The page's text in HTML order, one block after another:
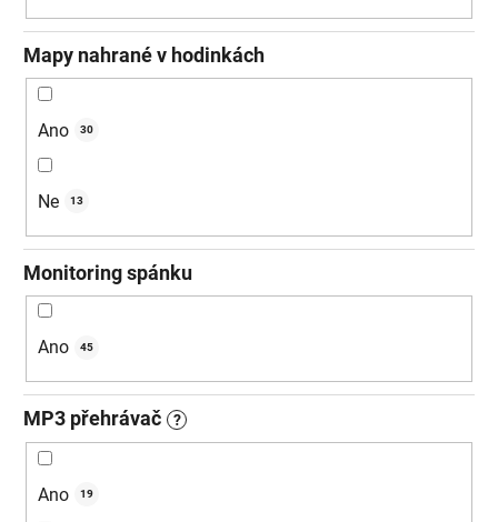
Mapy nahrané v hodinkách
Ano 30
Ne 13
Monitoring spánku
Ano 45
MP3 přehrávač ?
Ano 19